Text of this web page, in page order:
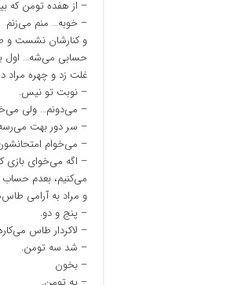
– از هفده تومن
– خوبه… منم می‌زنم
و کنارشان نشست و
حسابی می‌شه… اول
غلت زد و چهره مراد
– نوبت تو نیس.
– می‌دونم… ولی
– سر دور بهت
– می‌خوام
– اگه می‌خوای بازی
می‌کنیم، بعدم حساب
و مراد به آرامی
– پنج و دو.
– لاکردار طاس
– شد سه تومن.
– بخون